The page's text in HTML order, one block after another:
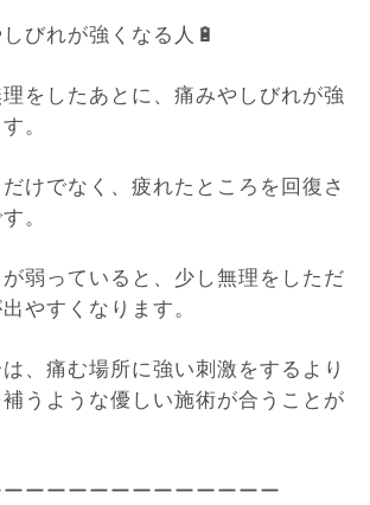
びれが強くなる人🔋
をしたあとに、痛みやしびれが強
。
けでなく、疲れたところを回復さ
。
弱っていると、少し無理をしただ
やすくなります。
、痛む場所に強い刺激をするより
うような優しい施術が合うことが
ーーーーーーーーーーーー